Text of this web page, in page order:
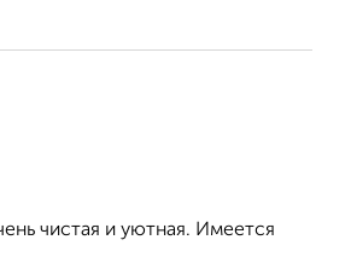
чистая и уютная. Имеется